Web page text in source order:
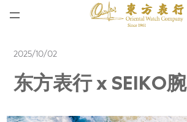
最新消息
腕表资讯
公司动态
2025/10/02
东方表行 x SEIKO